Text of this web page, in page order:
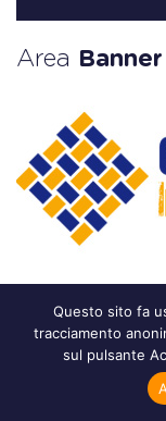
Area Banner
Questo sito fa
tracciamento
sul pulsante